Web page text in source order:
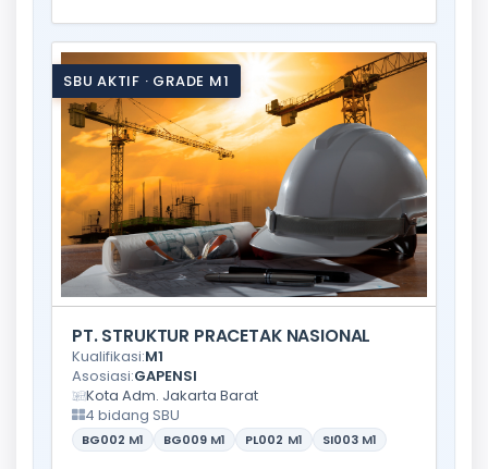
SBU AKTIF · GRADE M1
PT. STRUKTUR PRACETAK NASIONAL
Kualifikasi:M1
Asosiasi:GAPENSI
Kota Adm. Jakarta Barat
4 bidang SBU
BG002 M1 BG009 M1 PL002 M1 SI003 M1